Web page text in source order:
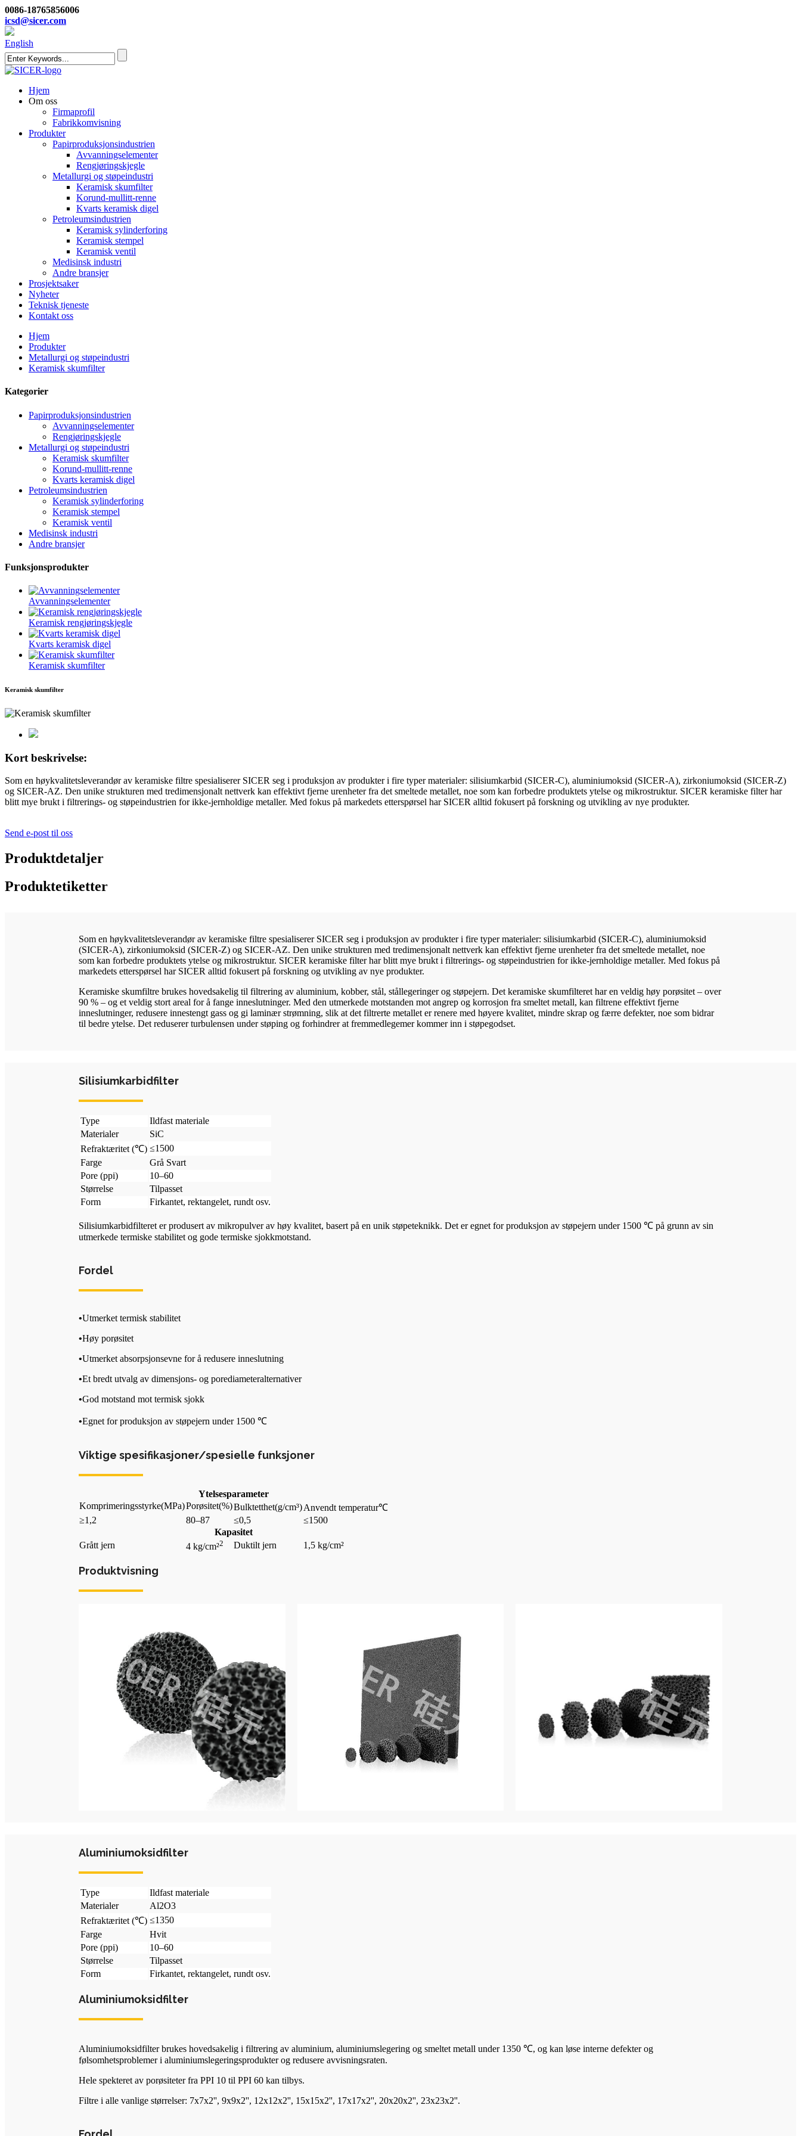
0086-18765856006
icsd@sicer.com
English
Hjem
Om oss
Firmaprofil
Fabrikkomvisning
Produkter
Papirproduksjonsindustrien
Avvanningselementer
Rengjøringskjegle
Metallurgi og støpeindustri
Keramisk skumfilter
Korund-mullitt-renne
Kvarts keramisk digel
Petroleumsindustrien
Keramisk sylinderforing
Keramisk stempel
Keramisk ventil
Medisinsk industri
Andre bransjer
Prosjektsaker
Nyheter
Teknisk tjeneste
Kontakt oss
Hjem
Produkter
Metallurgi og støpeindustri
Keramisk skumfilter
Kategorier
Papirproduksjonsindustrien
Avvanningselementer
Rengjøringskjegle
Metallurgi og støpeindustri
Keramisk skumfilter
Korund-mullitt-renne
Kvarts keramisk digel
Petroleumsindustrien
Keramisk sylinderforing
Keramisk stempel
Keramisk ventil
Medisinsk industri
Andre bransjer
Funksjonsprodukter
Avvanningselementer
Keramisk rengjøringskjegle
Kvarts keramisk digel
Keramisk skumfilter
Keramisk skumfilter
Kort beskrivelse:
Som en høykvalitetsleverandør av keramiske filtre spesialiserer SICER seg i produksjon av produkter i fire typer materialer: silisiumkarbid (SICER-C), aluminiumoksid (SICER-A), zirkoniumoksid (SICER-Z)
og SICER-AZ. Den unike strukturen med tredimensjonalt nettverk kan effektivt fjerne urenheter fra det smeltede metallet, noe som kan forbedre produktets ytelse og mikrostruktur. SICER keramiske filter har
blitt mye brukt i filtrerings- og støpeindustrien for ikke-jernholdige metaller. Med fokus på markedets etterspørsel har SICER alltid fokusert på forskning og utvikling av nye produkter.
Send e-post til oss
Produktdetaljer
Produktetiketter
Som en høykvalitetsleverandør av keramiske filtre spesialiserer SICER seg i produksjon av produkter i fire typer materialer: silisiumkarbid (SICER-C), aluminiumoksid
(SICER-A), zirkoniumoksid (SICER-Z) og SICER-AZ. Den unike strukturen med tredimensjonalt nettverk kan effektivt fjerne urenheter fra det smeltede metallet, noe
som kan forbedre produktets ytelse og mikrostruktur. SICER keramiske filter har blitt mye brukt i filtrerings- og støpeindustrien for ikke-jernholdige metaller. Med fokus på
markedets etterspørsel har SICER alltid fokusert på forskning og utvikling av nye produkter.
Keramiske skumfiltre brukes hovedsakelig til filtrering av aluminium, kobber, stål, stållegeringer og støpejern. Det keramiske skumfilteret har en veldig høy porøsitet – over
90 % – og et veldig stort areal for å fange inneslutninger. Med den utmerkede motstanden mot angrep og korrosjon fra smeltet metall, kan filtrene effektivt fjerne
inneslutninger, redusere innestengt gass og gi laminær strømning, slik at det filtrerte metallet er renere med høyere kvalitet, mindre skrap og færre defekter, noe som bidrar
til bedre ytelse. Det reduserer turbulensen under støping og forhindrer at fremmedlegemer kommer inn i støpegodset.
Silisiumkarbidfilter
Type
Ildfast materiale
Materialer
SiC
Refraktæritet (℃) ≤1500
Farge
Grå Svart
Pore ​​(ppi)
10–60
Størrelse
Tilpasset
Form
Firkantet, rektangelet, rundt osv.
Silisiumkarbidfilteret er produsert av mikropulver av høy kvalitet, basert på en unik støpeteknikk. Det er egnet for produksjon av støpejern under 1500 ℃ på grunn av sin
utmerkede termiske stabilitet og gode termiske sjokkmotstand.
Fordel
•Utmerket termisk stabilitet
•Høy porøsitet
•Utmerket absorpsjonsevne for å redusere inneslutning
•Et bredt utvalg av dimensjons- og porediameteralternativer
•God motstand mot termisk sjokk
•Egnet for produksjon av støpejern under 1500 ℃
Viktige spesifikasjoner/spesielle funksjoner
Ytelsesparameter
Komprimeringsstyrke(MPa)Porøsitet(%)Bulktetthet(g/cm³)Anvendt temperatur℃
≥1,2
80–87 ≤0,5
≤1500
Kapasitet
Grått jern
4 kg/cm²2 Duktilt jern 1,5 kg/cm²
Produktvisning
Aluminiumoksidfilter
Type
Ildfast materiale
Materialer
Al2O3
Refraktæritet (℃) ≤1350
Farge
Hvit
Pore ​​(ppi)
10–60
Størrelse
Tilpasset
Form
Firkantet, rektangelet, rundt osv.
Aluminiumoksidfilter
Aluminiumoksidfilter brukes hovedsakelig i filtrering av aluminium, aluminiumslegering og smeltet metall under 1350 ℃, og kan løse interne defekter og
følsomhetsproblemer i aluminiumslegeringsprodukter og redusere avvisningsraten.
Hele spekteret av porøsiteter fra PPI 10 til PPI 60 kan tilbys.
Filtre i alle vanlige størrelser: 7x7x2'', 9x9x2'', 12x12x2'', 15x15x2'', 17x17x2'', 20x20x2'', 23x23x2''.